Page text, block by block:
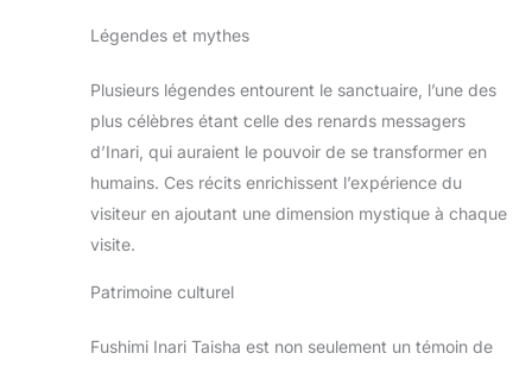
Légendes et mythes
Plusieurs légendes entourent le sanctuaire, l’une des
plus célèbres étant celle des renards messagers
d’Inari, qui auraient le pouvoir de se transformer en
humains. Ces récits enrichissent l’expérience du
visiteur en ajoutant une dimension mystique à chaque
visite.
Patrimoine culturel
Fushimi Inari Taisha est non seulement un témoin de